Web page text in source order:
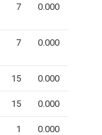
7 0.000
7 0.000
15 0.000
15 0.000
1 0.000